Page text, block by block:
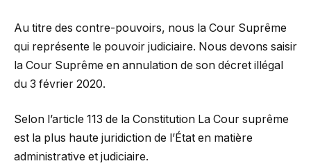
Au titre des contre-pouvoirs, nous la Cour Suprême
qui représente le pouvoir judiciaire. Nous devons saisir
la Cour Suprême en annulation de son décret illégal
du 3 février 2020.
Selon l’article 113 de la Constitution La Cour suprême
est la plus haute juridiction de l’État en matière
administrative et judiciaire.